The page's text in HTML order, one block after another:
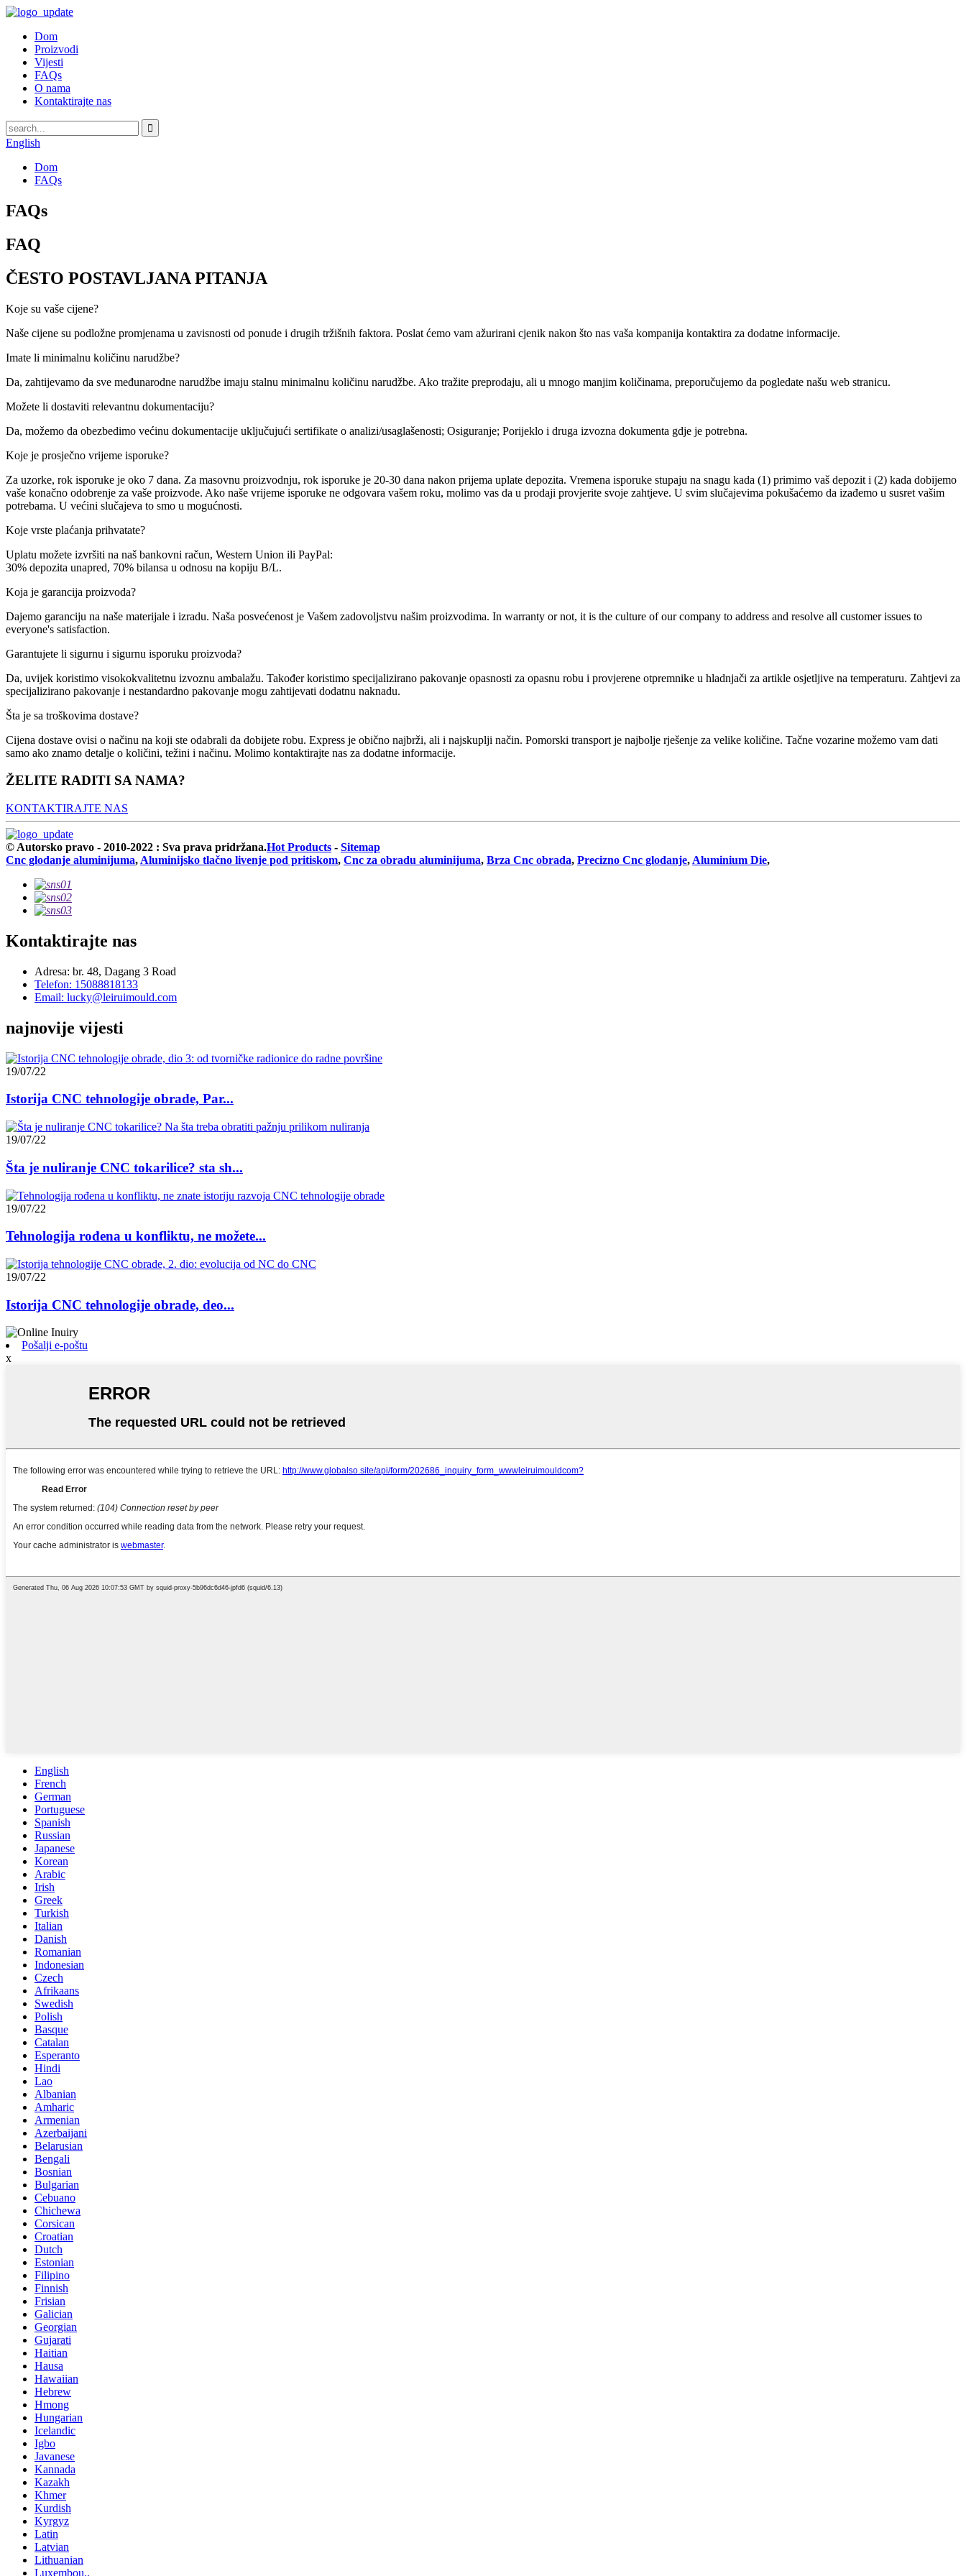
Dom
Proizvodi
Vijesti
FAQs
O nama
Kontaktirajte nas
English
Dom
FAQs
FAQs
FAQ
ČESTO POSTAVLJANA PITANJA
Koje su vaše cijene?
Naše cijene su podložne promjenama u zavisnosti od ponude i drugih tržišnih faktora. Poslat ćemo vam ažurirani cjenik nakon što nas vaša kompanija kontaktira za dodatne informacije.
Imate li minimalnu količinu narudžbe?
Da, zahtijevamo da sve međunarodne narudžbe imaju stalnu minimalnu količinu narudžbe. Ako tražite preprodaju, ali u mnogo manjim količinama, preporučujemo da pogledate našu web stranicu.
Možete li dostaviti relevantnu dokumentaciju?
Da, možemo da obezbedimo većinu dokumentacije uključujući sertifikate o analizi/usaglašenosti; Osiguranje; Porijeklo i druga izvozna dokumenta gdje je potrebna.
Koje je prosječno vrijeme isporuke?
Za uzorke, rok isporuke je oko 7 dana. Za masovnu proizvodnju, rok isporuke je 20-30 dana nakon prijema uplate depozita. Vremena isporuke stupaju na snagu kada (1) primimo vaš depozit i (2) kada dobijemo
vaše konačno odobrenje za vaše proizvode. Ako naše vrijeme isporuke ne odgovara vašem roku, molimo vas da u prodaji provjerite svoje zahtjeve. U svim slučajevima pokušaćemo da izađemo u susret vašim
potrebama. U većini slučajeva to smo u mogućnosti.
Koje vrste plaćanja prihvatate?
Uplatu možete izvršiti na naš bankovni račun, Western Union ili PayPal:
30% depozita unapred, 70% bilansa u odnosu na kopiju B/L.
Koja je garancija proizvoda?
Dajemo garanciju na naše materijale i izradu. Naša posvećenost je Vašem zadovoljstvu našim proizvodima. In warranty or not, it is the culture of our company to address and resolve all customer issues to
everyone's satisfaction.
Garantujete li sigurnu i sigurnu isporuku proizvoda?
Da, uvijek koristimo visokokvalitetnu izvoznu ambalažu. Također koristimo specijalizirano pakovanje opasnosti za opasnu robu i provjerene otpremnike u hladnjači za artikle osjetljive na temperaturu. Zahtjevi za
specijalizirano pakovanje i nestandardno pakovanje mogu zahtijevati dodatnu naknadu.
Šta je sa troškovima dostave?
Cijena dostave ovisi o načinu na koji ste odabrali da dobijete robu. Express je obično najbrži, ali i najskuplji način. Pomorski transport je najbolje rješenje za velike količine. Tačne vozarine možemo vam dati
samo ako znamo detalje o količini, težini i načinu. Molimo kontaktirajte nas za dodatne informacije.
ŽELITE RADITI SA NAMA?
KONTAKTIRAJTE NAS
© Autorsko pravo - 2010-2022 : Sva prava pridržana.Hot Products - Sitemap
Cnc glodanje aluminijuma, Aluminijsko tlačno livenje pod pritiskom, Cnc za obradu aluminijuma, Brza Cnc obrada, Precizno Cnc glodanje, Aluminium Die,
Kontaktirajte nas
Adresa: br. 48, Dagang 3 Road
Telefon: 15088818133
Email: lucky@leiruimould.com
najnovije vijesti
19/07/22
Istorija CNC tehnologije obrade, Par...
19/07/22
Šta je nuliranje CNC tokarilice? sta sh...
19/07/22
Tehnologija rođena u konfliktu, ne možete...
19/07/22
Istorija CNC tehnologije obrade, deo...
Pošalji e-poštu
x
English
French
German
Portuguese
Spanish
Russian
Japanese
Korean
Arabic
Irish
Greek
Turkish
Italian
Danish
Romanian
Indonesian
Czech
Afrikaans
Swedish
Polish
Basque
Catalan
Esperanto
Hindi
Lao
Albanian
Amharic
Armenian
Azerbaijani
Belarusian
Bengali
Bosnian
Bulgarian
Cebuano
Chichewa
Corsican
Croatian
Dutch
Estonian
Filipino
Finnish
Frisian
Galician
Georgian
Gujarati
Haitian
Hausa
Hawaiian
Hebrew
Hmong
Hungarian
Icelandic
Igbo
Javanese
Kannada
Kazakh
Khmer
Kurdish
Kyrgyz
Latin
Latvian
Lithuanian
Luxembou..